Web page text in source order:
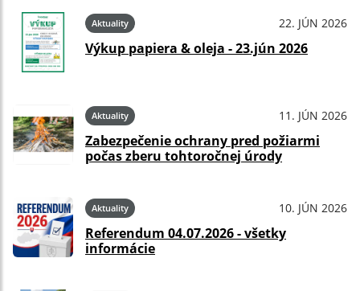
Aktuality 22. JÚN 2026
Výkup papiera & oleja - 23.jún 2026
Aktuality 11. JÚN 2026
Zabezpečenie ochrany pred požiarmi
počas zberu tohtoročnej úrody
Aktuality 10. JÚN 2026
Referendum 04.07.2026 - všetky
informácie